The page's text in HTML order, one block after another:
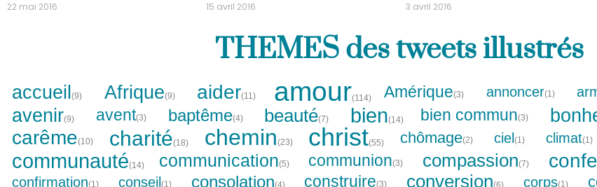
22 mai 2016 15 avril 2016 3 avril 2016
THEMES des tweets illustrés
accueil(9) Afrique(9) aider(11) amour(114) Amérique(3) annoncer(1)
avenir(9) avent(3) baptême(4) beauté(7) bien(14) bien commun(3)
carême(10) charité(18) chemin(23) christ(55) chômage(2) ciel (1) climat(1)
communauté(14) communication(5) communion(3) compassion(7)
confirmation(1) conseil (1) consolation(4) construire(3) conversion corps(1)